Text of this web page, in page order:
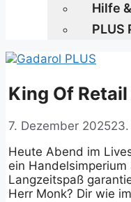
Hilfe
PLUS
King Of Retail
7. Dezember 2025
Heute Abend im
ein
Langzeitspaß
Herr Monk? Dir wie